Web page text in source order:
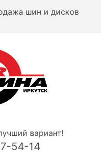
шин и дисков
вариант!
54-14